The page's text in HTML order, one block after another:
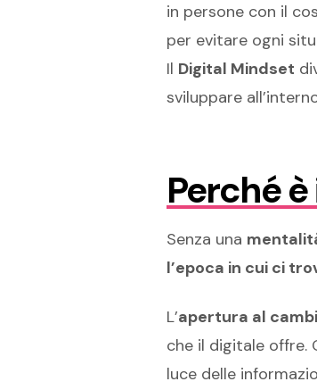
in persone con il
per evitare ogni
Il Digital Mindset
sviluppare
Perché
Senza una
l’epoca in cui ci
L’apertura al
che il digitale offre.
luce delle